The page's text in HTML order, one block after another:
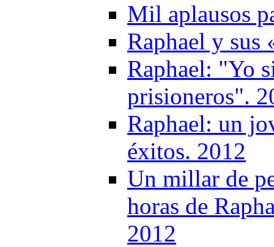
Mil aplausos
Raphael y sus
Raphael: "Yo
prisioneros".
Raphael: un
éxitos. 2012
Un millar de
horas de
2012